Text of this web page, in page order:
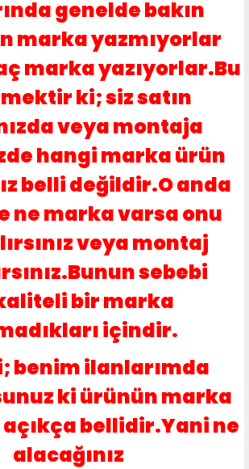
genelde bakın
marka yazmıyorlar
marka yazıyorlar.Bu
ki; siz satın
veya montaja
hangi marka ürün
belli değildir.O anda
ne marka varsa onu
veya montaj
sebebi
bir marka
içindir.
benim ilanlarımda
ki ürünün marka
bellidir.Yani ne
alacağınız